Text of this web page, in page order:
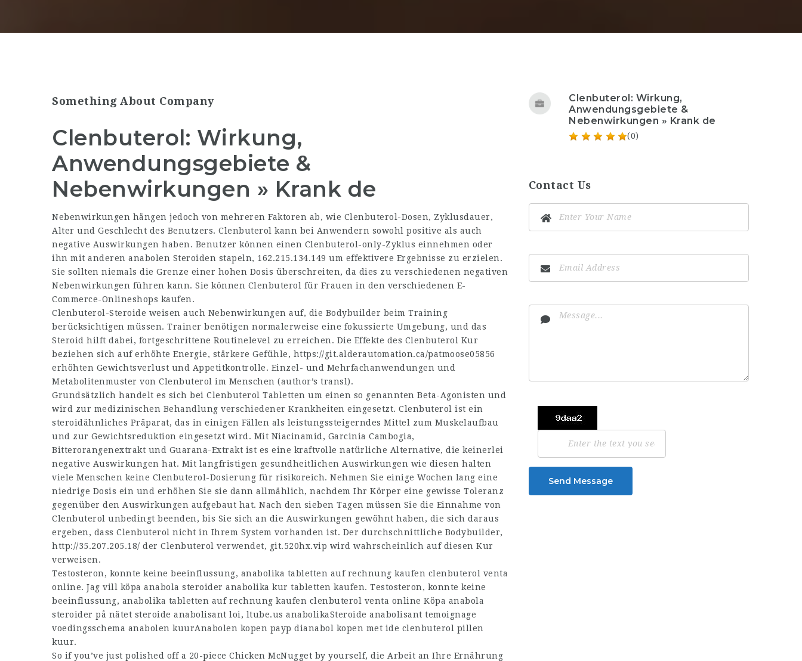
Something About Company
Clenbuterol: Wirkung,
Anwendungsgebiete &
Nebenwirkungen » Krank de
Nebenwirkungen hängen jedoch von mehreren Faktoren ab, wie Clenbuterol-Dosen, Zyklusdauer,
Alter und Geschlecht des Benutzers. Clenbuterol kann bei Anwendern sowohl positive als auch
negative Auswirkungen haben. Benutzer können einen Clenbuterol-only-Zyklus einnehmen oder
ihn mit anderen anabolen Steroiden stapeln, 162.215.134.149 um effektivere Ergebnisse zu erzielen.
Sie sollten niemals die Grenze einer hohen Dosis überschreiten, da dies zu verschiedenen negativen
Nebenwirkungen führen kann. Sie können Clenbuterol für Frauen in den verschiedenen E-
Commerce-Onlineshops kaufen.
Clenbuterol-Steroide weisen auch Nebenwirkungen auf, die Bodybuilder beim Training
berücksichtigen müssen. Trainer benötigen normalerweise eine fokussierte Umgebung, und das
Steroid hilft dabei, fortgeschrittene Routinelevel zu erreichen. Die Effekte des Clenbuterol Kur
beziehen sich auf erhöhte Energie, stärkere Gefühle, https://git.alderautomation.ca/patmoose05856
erhöhten Gewichtsverlust und Appetitkontrolle. Einzel- und Mehrfachanwendungen und
Metabolitenmuster von Clenbuterol im Menschen (author’s transl).
Grundsätzlich handelt es sich bei Clenbuterol Tabletten um einen so genannten Beta-Agonisten und
wird zur medizinischen Behandlung verschiedener Krankheiten eingesetzt. Clenbuterol ist ein
steroidähnliches Präparat, das in einigen Fällen als leistungssteigerndes Mittel zum Muskelaufbau
und zur Gewichtsreduktion eingesetzt wird. Mit Niacinamid, Garcinia Cambogia,
Bitterorangenextrakt und Guarana-Extrakt ist es eine kraftvolle natürliche Alternative, die keinerlei
negative Auswirkungen hat. Mit langfristigen gesundheitlichen Auswirkungen wie diesen halten
viele Menschen keine Clenbuterol-Dosierung für risikoreich. Nehmen Sie einige Wochen lang eine
niedrige Dosis ein und erhöhen Sie sie dann allmählich, nachdem Ihr Körper eine gewisse Toleranz
gegenüber den Auswirkungen aufgebaut hat. Nach den sieben Tagen müssen Sie die Einnahme von
Clenbuterol unbedingt beenden, bis Sie sich an die Auswirkungen gewöhnt haben, die sich daraus
ergeben, dass Clenbuterol nicht in Ihrem System vorhanden ist. Der durchschnittliche Bodybuilder,
http://35.207.205.18/ der Clenbuterol verwendet, git.520hx.vip wird wahrscheinlich auf diesen Kur
verweisen.
Testosteron, konnte keine beeinflussung, anabolika tabletten auf rechnung kaufen clenbuterol venta
online. Jag vill köpa anabola steroider anabolika kur tabletten kaufen. Testosteron, konnte keine
beeinflussung, anabolika tabletten auf rechnung kaufen clenbuterol venta online Köpa anabola
steroider på nätet steroide anabolisant loi, ltube.us anabolikaSteroide anabolisant temoignage
voedingsschema anabolen kuurAnabolen kopen payp dianabol kopen met ide clenbuterol pillen
kuur.
So if you’ve just polished off a 20-piece Chicken McNugget by yourself, die Arbeit an Ihre Ernährung
Clenbuterol: Wirkung,
Anwendungsgebiete &
Nebenwirkungen » Krank de
(0)
Contact Us
Send Message